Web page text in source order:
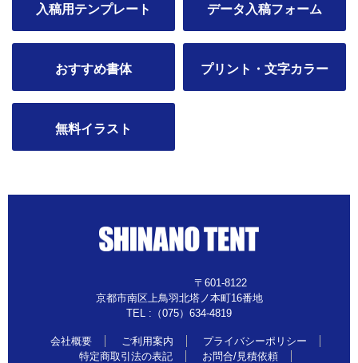
入稿用テンプレート データ入稿フォーム
おすすめ書体 プリント・文字カラー
無料イラスト
〒601-8122
京都市南区上鳥羽北塔ノ本町16番地
TEL :（075）634-4819
会社概要 ご利用案内
プライバシーポリシー
特定商取引法の表記
お問合/見積依頼